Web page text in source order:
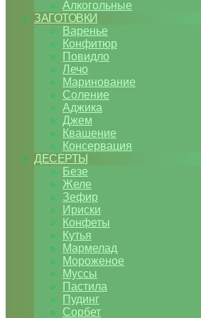
Алкогольные
ЗАГОТОВКИ
Варенье
Конфитюр
Повидло
Лечо
Маринование
Соление
Аджика
Джем
Квашение
Консервация
ДЕСЕРТЫ
Безе
Желе
Зефир
Ириски
Конфеты
Кутья
Мармелад
Мороженое
Муссы
Пастила
Пудинг
Сорбет